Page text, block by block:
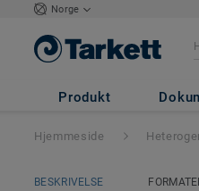
Norge
Produkt
Tapiflex
Hjemmeside
BESKRIVELSE